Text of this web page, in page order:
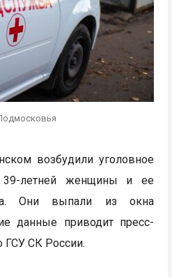
возбудили уголовное
39-летней женщины и ее
Они выпали из окна
данные приводит пресс-
ГСУ СК России.